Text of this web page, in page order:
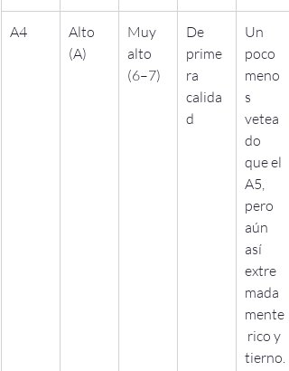
A4
Alto
(A)
Muy
alto
(6–7)
De
prime
ra
calida
d
Un
poco
meno
s
vetea
do
que el
A5,
pero
aún
así
extre
mada
mente
rico y
tierno.